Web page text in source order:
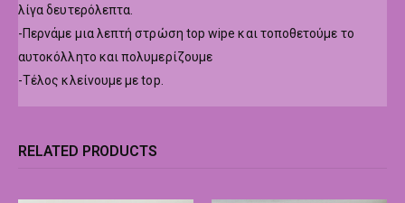
λίγα δευτερόλεπτα.
-Περνάμε μια λεπτή στρώση top wipe και τοποθετούμε το
αυτοκόλλητο και πολυμερίζουμε
-Τέλος κλείνουμε με top.
RELATED PRODUCTS